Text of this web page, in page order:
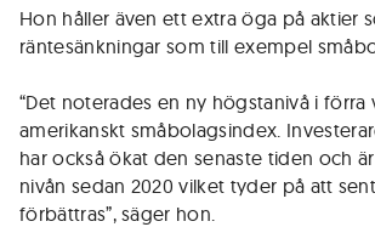
Hon håller även ett extra öga på aktier
räntesänkningar som till exempel
“Det noterades en ny högstanivå i förra
amerikanskt småbolagsindex.
har också ökat den senaste tiden och
nivån sedan 2020 vilket tyder på att
förbättras”, säger hon.